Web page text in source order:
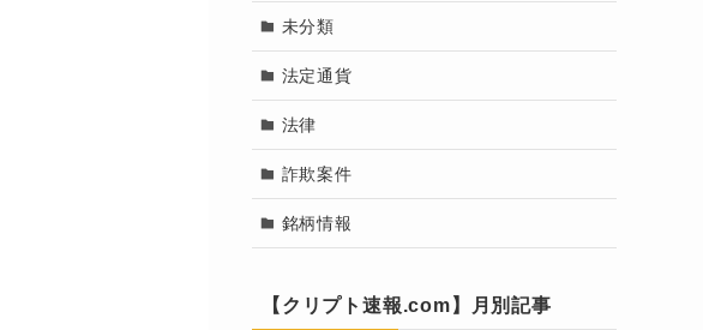
未分類
法定通貨
法律
詐欺案件
銘柄情報
【クリプト速報.com】月別記事